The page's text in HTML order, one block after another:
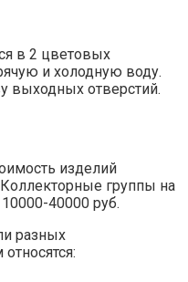
в 2 цветовых
и холодную воду.
выходных отверстий.
изделий
Коллекторные группы на
40000 руб.
разных